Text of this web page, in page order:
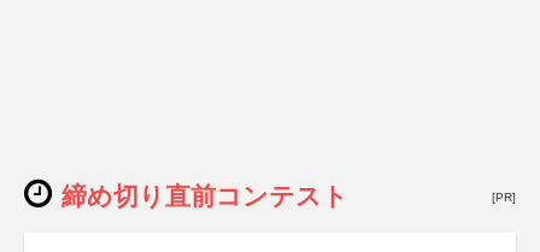
締め切り直前コンテスト [PR]